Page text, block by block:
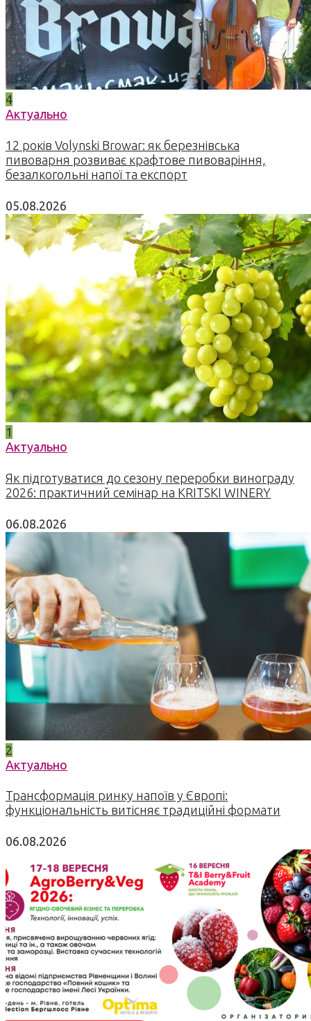
4
Актуально
12 років Volynski Browar: як березнівська
пивоварня розвиває крафтове пивоваріння,
безалкогольні напої та експорт
05.08.2026
1
Актуально
Як підготуватися до сезону переробки винограду
2026: практичний семінар на KRITSKI WINERY
06.08.2026
2
Актуально
Трансформація ринку напоїв у Європі:
функціональність витісняє традиційні формати
06.08.2026